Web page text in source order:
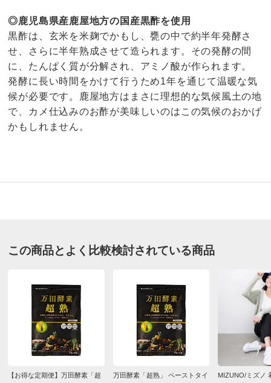
◎鹿児島県産鹿屋地方の国産黒酢を使用
黒酢は、玄米を米麹でかもし、甕の中で約半年発酵さ
せ、さらに半年熟成させて造られます。その発酵の間
に、たんぱく質が分解され、アミノ酸が作られます。
発酵に長い時間をかけて行うため1年を通じて温暖な気
候が必要です。鹿屋地方はまさに理想的な気候風土の地
で、カメ仕込みのお酢が美味しいのはこの気候のおかげ
かもしれません。
商品名・特徴 万田酵素入り 濃縮黒酢 30包
※軽減税率対象です。
送料・送料種
基本配送料：¥
※お届け先が同じであれば複数個ご購入いただいても¥880です。
お支払い方法 送料について
■内容量：1包2カプセル、1箱30包（1カプセル590mg）
★★★★★
0
★★★★ 0
東京都 女性
悪くはないのでしょうが、よい、という感覚もなく…
2025/10/26
この商品とよく比較検討されている商品
【お得な定期便】万田酵素「超
万田酵素「超熟」 ペーストタイ
MIZUNO/ミズノ